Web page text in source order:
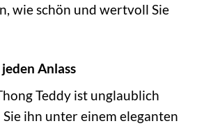
wie schön und wertvoll Sie
Anlass
Teddy ist unglaublich
ihn unter einem eleganten